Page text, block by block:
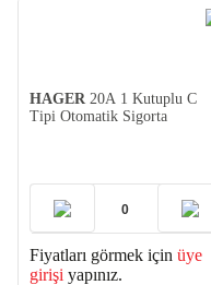
HAGER 20A 1 Kutuplu C
Tipi Otomatik Sigorta
Fiyatları görmek için üye
girişi yapınız.